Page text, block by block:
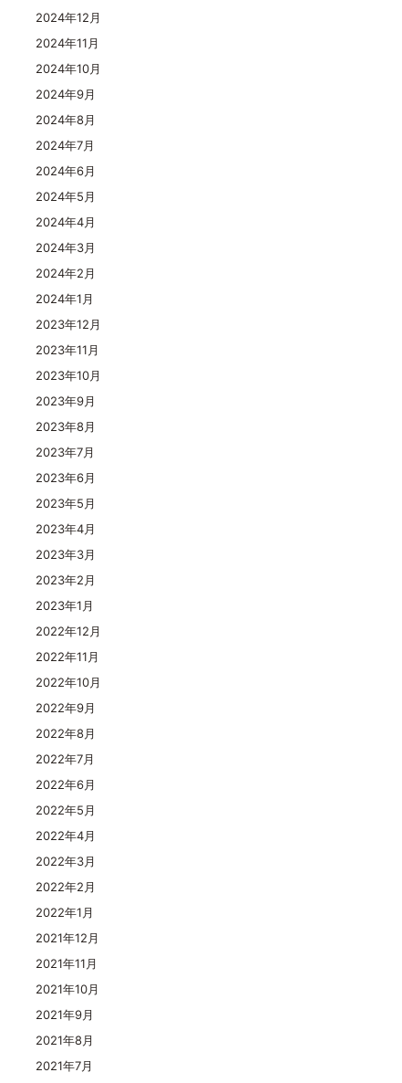
2024年12月
2024年11月
2024年10月
2024年9月
2024年8月
2024年7月
2024年6月
2024年5月
2024年4月
2024年3月
2024年2月
2024年1月
2023年12月
2023年11月
2023年10月
2023年9月
2023年8月
2023年7月
2023年6月
2023年5月
2023年4月
2023年3月
2023年2月
2023年1月
2022年12月
2022年11月
2022年10月
2022年9月
2022年8月
2022年7月
2022年6月
2022年5月
2022年4月
2022年3月
2022年2月
2022年1月
2021年12月
2021年11月
2021年10月
2021年9月
2021年8月
2021年7月